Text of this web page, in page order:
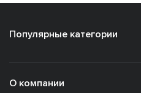
Популярные категории
О компании